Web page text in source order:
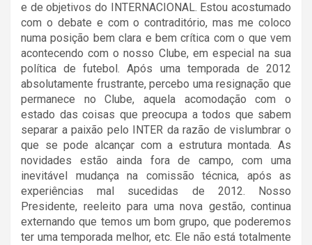
e de objetivos do INTERNACIONAL. Estou acostumado
com o debate e com o contraditório, mas me coloco
numa posição bem clara e bem crítica com o que vem
acontecendo com o nosso Clube, em especial na sua
política de futebol. Após uma temporada de 2012
absolutamente frustrante, percebo uma resignação que
permanece no Clube, aquela acomodação com o
estado das coisas que preocupa a todos que sabem
separar a paixão pelo INTER da razão de vislumbrar o
que se pode alcançar com a estrutura montada. As
novidades estão ainda fora de campo, com uma
inevitável mudança na comissão técnica, após as
experiências mal sucedidas de 2012. Nosso
Presidente, reeleito para uma nova gestão, continua
externando que temos um bom grupo, que poderemos
ter uma temporada melhor, etc. Ele não está totalmente